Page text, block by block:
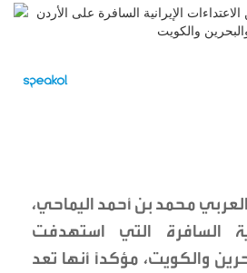
محمد بن أحمد اليماحي،
السافرة التي استهدفت
والكويت، مؤكدًا أنها تعد